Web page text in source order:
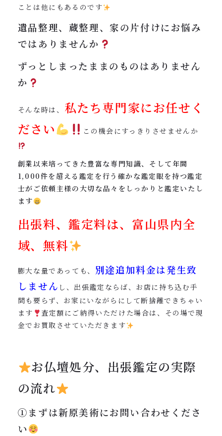
ことは他にもあるのです
遺品整理、蔵整理、家の片付けにお悩み
ではありませんか
ずっとしまったままのものはありません
か
そんな時は、 私たち専門家にお任せく
ださい
この機会にすっきりさせませんか
創業以来培ってきた豊富な専門知識、そして年間
1,000件を超える鑑定を行う確かな鑑定眼を持つ鑑定
士がご依頼主様の大切な品々をしっかりと鑑定いたし
ます
出張料、鑑定料は、富山県内全
域、無料
膨大な量であっても、 別途追加料金は発生致
しません し、出張鑑定ならば、お店に持ち込む手
間も要らず、お家にいながらにして断捨離できちゃい
ます
査定額にご納得いただけた場合は、その場で現
金でお買取させていただきます
お仏壇処分、出張鑑定の実際
の流れ
①まずは新原美術にお問い合わせくださ
い